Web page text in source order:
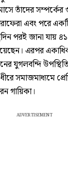
তাঁদের
এবং পরে
পরই জানা যায়
এরপর
যুগলবন্দি উপস্থিতি
সমাজমাধ্যমে
গায়িকা।
ADVERTISEMENT